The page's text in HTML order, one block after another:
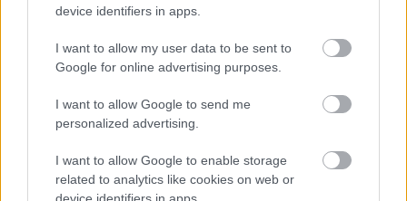
device identifiers in apps.
I want to allow my user data to be sent to
Google for online advertising purposes.
I want to allow Google to send me
personalized advertising.
I want to allow Google to enable storage
related to analytics like cookies on web or
A mű sokáig egy zárt kettős képét mutatja, az
apátnő és a tartótiszt vitáját. Ám a főhősnőt annyira
pontosabban beerőszakolja saját magát, hogy egy
egyszerű áramkimaradásról is eszébe jut, amikor az
folyamatosan fel-feltörnek benne a képek,
pszichéjének egy-egy hívószó is elég, az emlékek